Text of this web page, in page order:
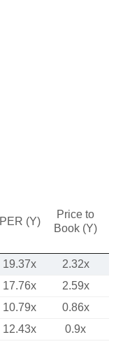
PER (Y)
Price to
Book (Y)
19.37x
2.32x
17.76x
2.59x
10.79x
0.86x
12.43x
0.9x